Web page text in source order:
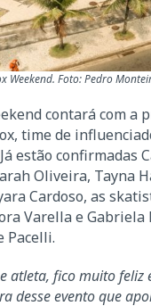
Weekend. Foto: Pedro
contará com a
time de
estão confirmadas
Oliveira, Tayna
Cardoso, as
Varella e Gabriela
Pacelli.
atleta, fico muito feliz
desse evento que